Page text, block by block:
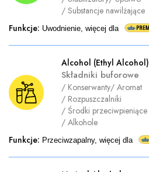
/ Substancje nawilżające
Funkcje: Uwodnienie, więcej dla
Alcohol (Ethyl Alcohol)
Składniki buforowe
/ Konserwanty/ Aromat
/ Rozpuszczalniki
/ Środki przeciwpieniące
/ Alkohole
Funkcje: Przeciwzapalny, więcej dla